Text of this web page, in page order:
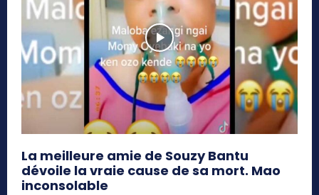
La meilleure amie de Souzy Bantu
dévoile la vraie cause de sa mort. Mao
inconsolable